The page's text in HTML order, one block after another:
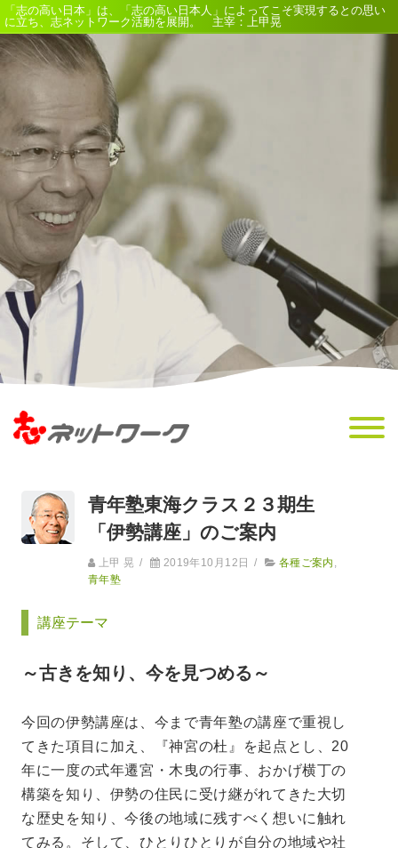
「志の高い日本」は、「志の高い日本人」によってこそ実現するとの思い
に立ち、志ネットワーク活動を展開。 主宰：上甲晃
青年塾東海クラス２３期生
「伊勢講座」のご案内
上甲 晃 / 2019年10月12日 / 各種ご案内
青年塾
講座テーマ
～古きを知り、今を見つめる～
今回の伊勢講座は、今まで青年塾の講座で重視し
てきた項目に加え、『神宮の杜』を起点とし、20
年に一度の式年遷宮・木曳の行事、おかげ横丁の
構築を知り、伊勢の住民に受け継がれてきた大切
な歴史を知り、今後の地域に残すべく想いに触れ
てみる。そして、ひとりひとりが自分の地域や社